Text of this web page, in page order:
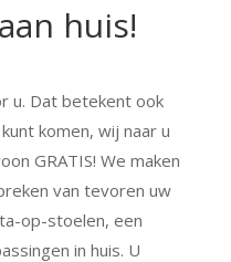
huis!
u. Dat betekent ook
komen, wij naar u
GRATIS! We maken
van tevoren uw
op-stoelen, een
in huis. U